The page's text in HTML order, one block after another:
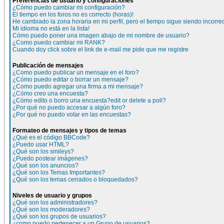
¿Cómo puedo cambiar mi configuración?
El tiempo en los foros no es correcto (horas)!
He cambiado la zona horaria en mi perfil, pero el tiempo sigue siendo
Mi idioma no está en la lista!
Cómo puedo poner una imagen abajo de mi nombre de usuario?
¿Como puedo cambiar mi RANK?
Cuando doy click sobre el link de e-mail me pide que me registre
Publicación de mensajes
¿Como puedo publicar un mensaje en el foro?
¿Cómo puedo editar o borrar un mensaje?
¿Como puedo agregar una firma a mi mensaje?
¿Cómo creo una encuesta?
¿Cómo edito o borro una encuesta?edit or delete a poll?
¿Por qué no puedo accesar a algún foro?
¿Por qué no puedo votar en las encuestas?
Formateo de mensajes y tipos de temas
¿Qué es el código BBCode?
¿Puedo usar HTML?
¿Qué son los smileys?
¿Puedo postear imágenes?
¿Qué son los anuncios?
¿Qué son los Temas Importantes?
¿Qué son los temas cerrados o bloquedados?
Niveles de usuario y grupos
¿Qué son los administradores?
¿Qué son los moderadores?
¿Qué son los grupos de usuarios?